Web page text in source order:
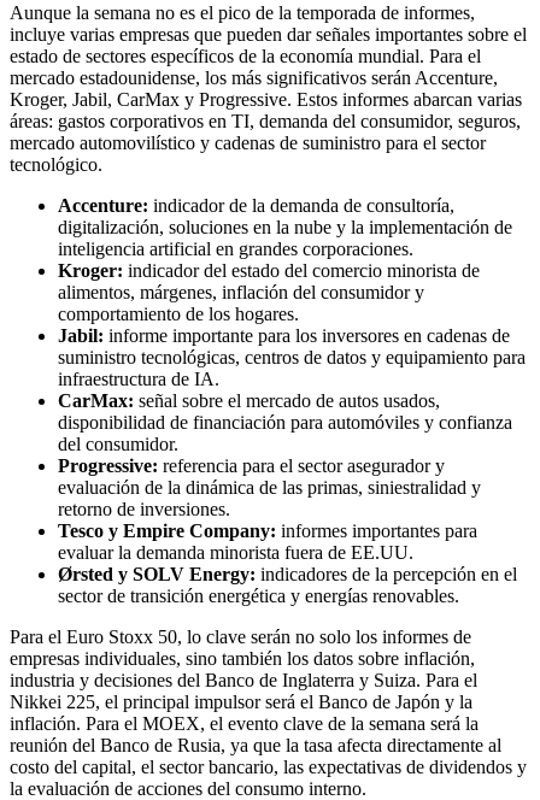
Aunque la semana no es el pico de la temporada de informes,
incluye varias empresas que pueden dar señales importantes sobre el
estado de sectores específicos de la economía mundial. Para el
mercado estadounidense, los más significativos serán Accenture,
Kroger, Jabil, CarMax y Progressive. Estos informes abarcan varias
áreas: gastos corporativos en TI, demanda del consumidor, seguros,
mercado automovilístico y cadenas de suministro para el sector
tecnológico.
Accenture: indicador de la demanda de consultoría,
digitalización, soluciones en la nube y la implementación de
inteligencia artificial en grandes corporaciones.
Kroger: indicador del estado del comercio minorista de
alimentos, márgenes, inflación del consumidor y
comportamiento de los hogares.
Jabil: informe importante para los inversores en cadenas de
suministro tecnológicas, centros de datos y equipamiento para
infraestructura de IA.
CarMax: señal sobre el mercado de autos usados,
disponibilidad de financiación para automóviles y confianza
del consumidor.
Progressive: referencia para el sector asegurador y
evaluación de la dinámica de las primas, siniestralidad y
retorno de inversiones.
Tesco y Empire Company: informes importantes para
evaluar la demanda minorista fuera de EE.UU.
Ørsted y SOLV Energy: indicadores de la percepción en el
sector de transición energética y energías renovables.
Para el Euro Stoxx 50, lo clave serán no solo los informes de
empresas individuales, sino también los datos sobre inflación,
industria y decisiones del Banco de Inglaterra y Suiza. Para el
Nikkei 225, el principal impulsor será el Banco de Japón y la
inflación. Para el MOEX, el evento clave de la semana será la
reunión del Banco de Rusia, ya que la tasa afecta directamente al
costo del capital, el sector bancario, las expectativas de dividendos y
la evaluación de acciones del consumo interno.